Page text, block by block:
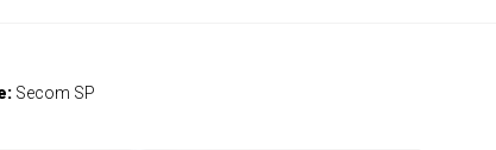
Secom SP